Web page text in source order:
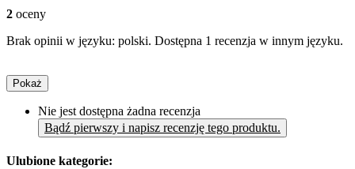
2 oceny
Brak opinii w języku: polski. Dostępna 1 recenzja w innym języku.
Pokaż
Nie jest dostępna żadna recenzja
Bądź pierwszy i napisz recenzję tego produktu.
Ulubione kategorie: